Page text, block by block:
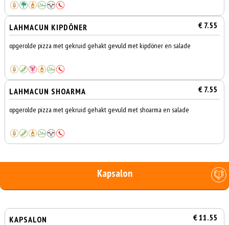
LAHMACUN KIPDÖNER € 7.55
opgerolde pizza met gekruid gehakt gevuld met kipdöner en salade
LAHMACUN SHOARMA € 7.55
opgerolde pizza met gekruid gehakt gevuld met shoarma en salade
Kapsalon
KAPSALON € 11.55